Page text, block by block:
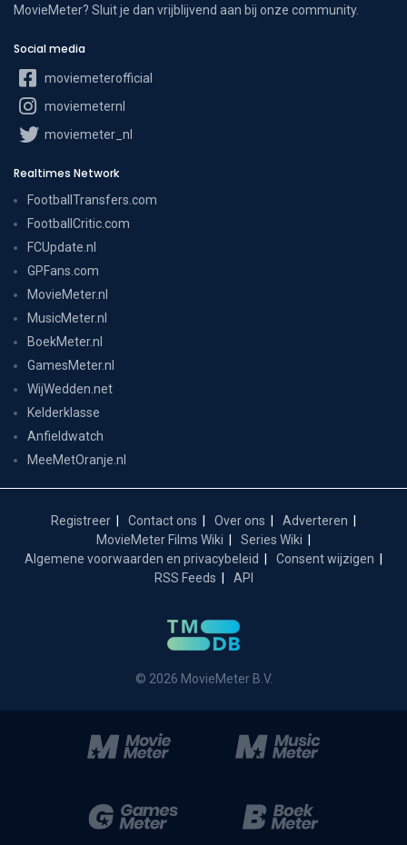
MovieMeter? Sluit je dan vrijblijvend aan bij onze community.
Social media
moviemeterofficial
moviemeternl
moviemeter_nl
Realtimes Network
FootballTransfers.com
FootballCritic.com
FCUpdate.nl
GPFans.com
MovieMeter.nl
MusicMeter.nl
BoekMeter.nl
GamesMeter.nl
WijWedden.net
Kelderklasse
Anfieldwatch
MeeMetOranje.nl
Registreer Contact ons Over ons
Adverteren
MovieMeter Films Wiki
Series Wiki
Algemene voorwaarden en privacybeleid
Consent wijzigen
RSS Feeds
API
© 2026 MovieMeter B.V.